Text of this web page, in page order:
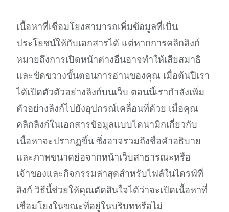
เนื้อหาที่เชื่อมโยงสามารถเพิ่มข้อมูลที่เป็น
ประโยชน์ให้กับเอกสารได้ แต่หากการคลิกลิงก์
หมายถึงการเปิดหน้าต่างอื่นอาจทำให้เสียสมาธิ
และขัดขวางขั้นตอนการอ่านของคุณ เมื่อต้นปีเรา
ได้เปิดตัวตัวอย่างลิงก์บนเว็บ ตอนนี้เรากำลังเพิ่ม
ตัวอย่างลิงก์ไปยังอุปกรณ์เคลื่อนที่ด้วย เมื่อคุณ
คลิกลิงก์ในเอกสารข้อมูลแบบไดนามิกเกี่ยวกับ
เนื้อหาจะปรากฏขึ้น ซึ่งอาจรวมถึงชื่อคำอธิบาย
และภาพขนาดย่อจากหน้าเว็บสาธารณะหรือ
เจ้าของและกิจกรรมล่าสุดสำหรับไฟล์ในไดรฟ์ที่
ลิงก์ วิธีนี้ช่วยให้คุณตัดสินใจได้ว่าจะเปิดเนื้อหาที่
เชื่อมโยงในขณะที่อยู่ในบริบทหรือไม่